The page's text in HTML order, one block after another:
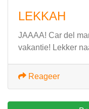
LEKKAH
JAAAA! Car del
vakantie! Lekker
Reageer